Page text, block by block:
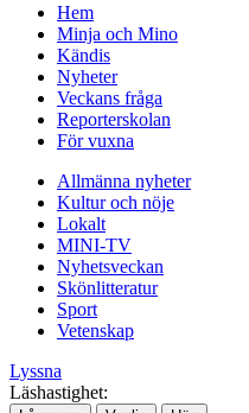
Hem
Minja och Mino
Kändis
Nyheter
Veckans fråga
Reporterskolan
För vuxna
Allmänna nyheter
Kultur och nöje
Lokalt
MINI-TV
Nyhetsveckan
Skönlitteratur
Sport
Vetenskap
Lyssna
Läshastighet: